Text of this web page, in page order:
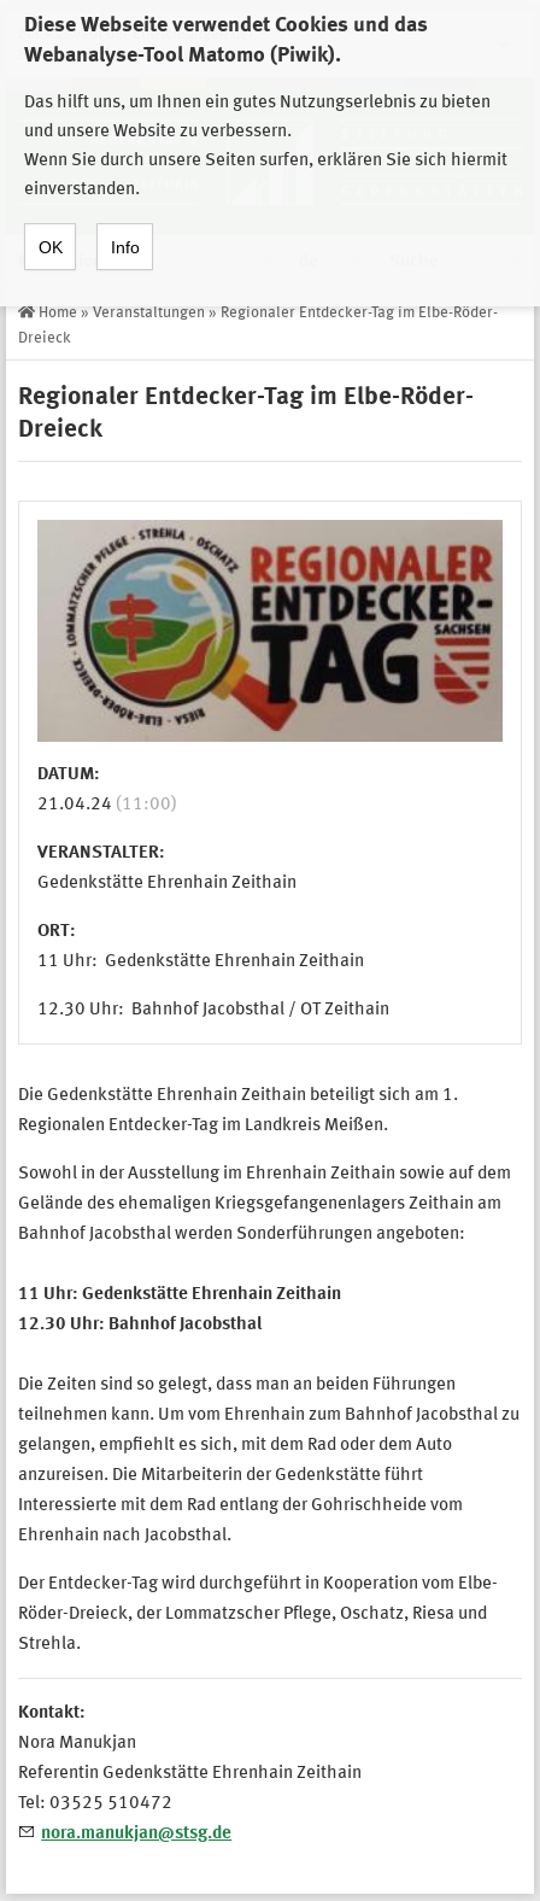
Diese Webseite verwendet Cookies und das
Webanalyse-Tool Matomo (Piwik).
Das hilft uns, um Ihnen ein gutes Nutzungserlebnis zu bieten
und unsere Website zu verbessern.
Wenn Sie durch unsere Seiten surfen, erklären Sie sich hiermit
einverstanden.
OK Info
Zur Auswahl der Einrichtungen der
Stiftung Sächsische Gedenkstätten
Home » Veranstaltungen » Regionaler Entdecker-Tag im Elbe-Röder-
Dreieck
Regionaler Entdecker-Tag im Elbe-Röder-
Dreieck
DATUM:
21.04.24 (11:00)
VERANSTALTER:
Gedenkstätte Ehrenhain Zeithain
ORT:
11 Uhr: Gedenkstätte Ehrenhain Zeithain
12.30 Uhr: Bahnhof Jacobsthal / OT Zeithain
Die Gedenkstätte Ehrenhain Zeithain beteiligt sich am 1.
Regionalen Entdecker-Tag im Landkreis Meißen.
Sowohl in der Ausstellung im Ehrenhain Zeithain sowie auf dem
Gelände des ehemaligen Kriegsgefangenenlagers Zeithain am
Bahnhof Jacobsthal werden Sonderführungen angeboten:
11 Uhr: Gedenkstätte Ehrenhain Zeithain
12.30 Uhr: Bahnhof Jacobsthal
Die Zeiten sind so gelegt, dass man an beiden Führungen
teilnehmen kann. Um vom Ehrenhain zum Bahnhof Jacobsthal zu
gelangen, empfiehlt es sich, mit dem Rad oder dem Auto
anzureisen. Die Mitarbeiterin der Gedenkstätte führt
Interessierte mit dem Rad entlang der Gohrischheide vom
Ehrenhain nach Jacobsthal.
Der Entdecker-Tag wird durchgeführt in Kooperation vom Elbe-
Röder-Dreieck, der Lommatzscher Pflege, Oschatz, Riesa und
Strehla.
Kontakt:
Nora Manukjan
Referentin Gedenkstätte Ehrenhain Zeithain
Tel: 03525 510472
nora.manukjan@stsg.de